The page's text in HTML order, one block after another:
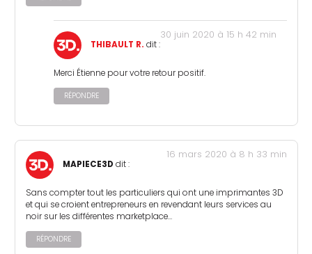
THIBAULT R. dit :
30 juin 2020 à 15 h 42 min
Merci Étienne pour votre retour positif.
RÉPONDRE
MAPIECE3D dit :
16 mars 2020 à 8 h 33 min
Sans compter tout les particuliers qui ont une imprimantes 3D
et qui se croient entrepreneurs en revendant leurs services au
noir sur les différentes marketplace…
RÉPONDRE